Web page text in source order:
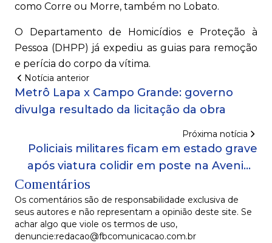
como Corre ou Morre, também no Lobato.
O Departamento de Homicídios e Proteção à
Pessoa (DHPP) já expediu as guias para remoção
e perícia do corpo da vítima.
Notícia anterior
Metrô Lapa x Campo Grande: governo
divulga resultado da licitação da obra
Próxima notícia
Policiais militares ficam em estado grave
após viatura colidir em poste na Avenida
Comentários
Os comentários são de responsabilidade exclusiva de
seus autores e não representam a opinião deste site. Se
achar algo que viole os termos de uso,
denuncie:redacao@fbcomunicacao.com.br